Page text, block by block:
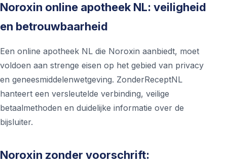
Noroxin online apotheek NL: veiligheid
en betrouwbaarheid
Een online apotheek NL die Noroxin aanbiedt, moet
voldoen aan strenge eisen op het gebied van privacy
en geneesmiddelenwetgeving. ZonderReceptNL
hanteert een versleutelde verbinding, veilige
betaalmethoden en duidelijke informatie over de
bijsluiter.
Noroxin zonder voorschrift: